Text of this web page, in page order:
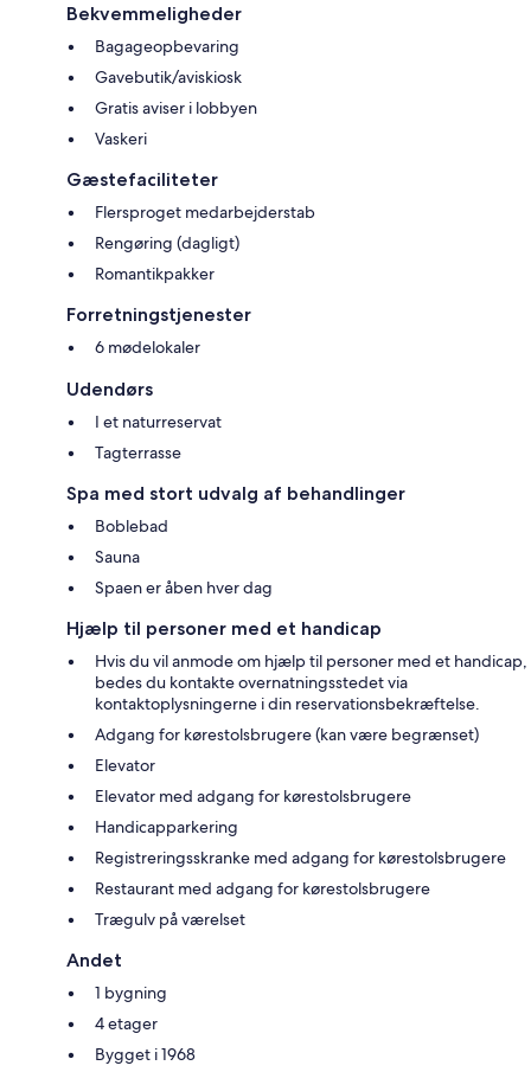
Bekvemmeligheder
Bagageopbevaring
Gavebutik/aviskiosk
Gratis aviser i lobbyen
Vaskeri
Gæstefaciliteter
Flersproget medarbejderstab
Rengøring (dagligt)
Romantikpakker
Forretningstjenester
6 mødelokaler
Udendørs
I et naturreservat
Tagterrasse
Spa med stort udvalg af behandlinger
Boblebad
Sauna
Spaen er åben hver dag
Hjælp til personer med et handicap
Hvis du vil anmode om hjælp til personer med et handicap,
bedes du kontakte overnatningsstedet via
kontaktoplysningerne i din reservationsbekræftelse.
Adgang for kørestolsbrugere (kan være begrænset)
Elevator
Elevator med adgang for kørestolsbrugere
Handicapparkering
Registreringsskranke med adgang for kørestolsbrugere
Restaurant med adgang for kørestolsbrugere
Trægulv på værelset
Andet
1 bygning
4 etager
Bygget i 1968